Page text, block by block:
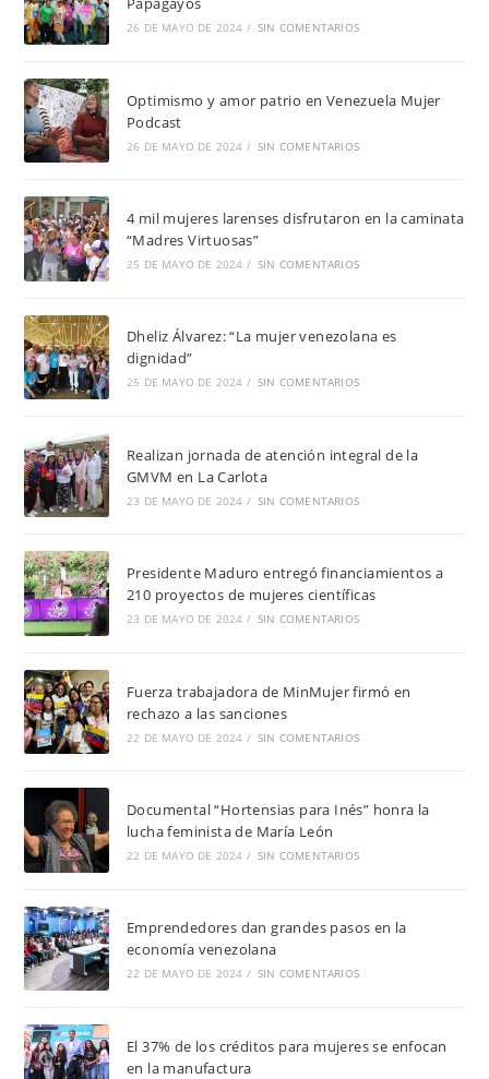
26 DE MAYO DE 2024 / SIN COMENTARIOS
Optimismo y amor patrio en Venezuela Mujer
Podcast
26 DE MAYO DE 2024 / SIN COMENTARIOS
4 mil mujeres larenses disfrutaron en la caminata
“Madres Virtuosas”
25 DE MAYO DE 2024 / SIN COMENTARIOS
Dheliz Álvarez: “La mujer venezolana es
dignidad”
25 DE MAYO DE 2024 / SIN COMENTARIOS
Realizan jornada de atención integral de la
GMVM en La Carlota
23 DE MAYO DE 2024 / SIN COMENTARIOS
Presidente Maduro entregó financiamientos a
210 proyectos de mujeres científicas
23 DE MAYO DE 2024 / SIN COMENTARIOS
Fuerza trabajadora de MinMujer firmó en
rechazo a las sanciones
22 DE MAYO DE 2024 / SIN COMENTARIOS
Documental “Hortensias para Inés” honra la
lucha feminista de María León
22 DE MAYO DE 2024 / SIN COMENTARIOS
Emprendedores dan grandes pasos en la
economía venezolana
22 DE MAYO DE 2024 / SIN COMENTARIOS
El 37% de los créditos para mujeres se enfocan
en la manufactura